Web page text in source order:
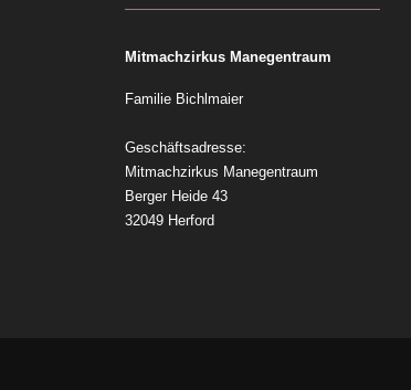
Mitmachzirkus Manegentraum
Familie Bichlmaier
Geschäftsadresse:
Mitmachzirkus Manegentraum
Berger Heide 43
32049 Herford